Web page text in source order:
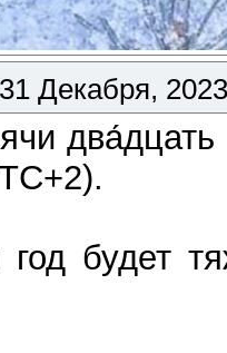
Декабря,
два́дцать
год будет